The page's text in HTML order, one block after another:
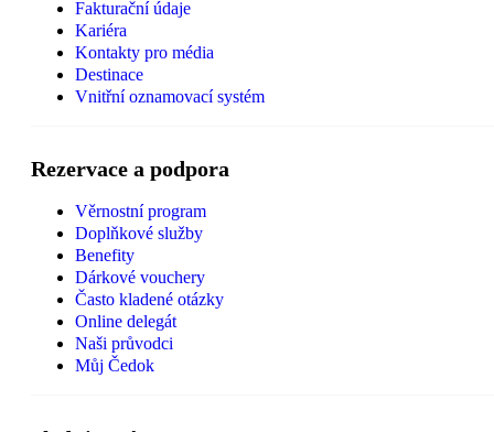
Fakturační údaje
Kariéra
Kontakty pro média
Destinace
Vnitřní oznamovací systém
Rezervace a podpora
Věrnostní program
Doplňkové služby
Benefity
Dárkové vouchery
Často kladené otázky
Online delegát
Naši průvodci
Můj Čedok